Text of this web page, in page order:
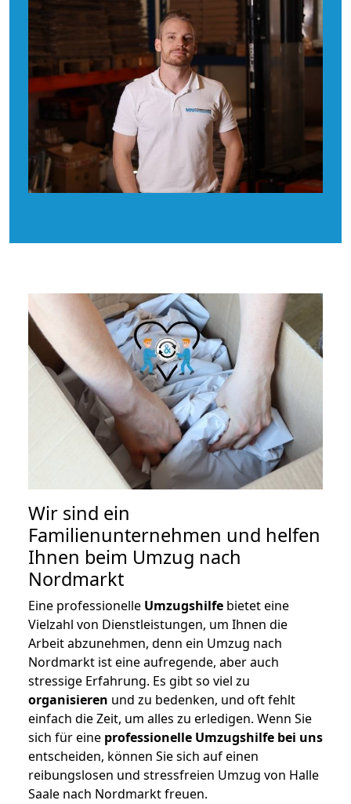
Wir sind ein
Familienunternehmen und helfen
Ihnen beim Umzug nach
Nordmarkt
Eine professionelle Umzugshilfe bietet eine
Vielzahl von Dienstleistungen, um Ihnen die
Arbeit abzunehmen, denn ein Umzug nach
Nordmarkt ist eine aufregende, aber auch
stressige Erfahrung. Es gibt so viel zu
organisieren und zu bedenken, und oft fehlt
einfach die Zeit, um alles zu erledigen. Wenn Sie
sich für eine professionelle Umzugshilfe bei uns
entscheiden, können Sie sich auf einen
reibungslosen und stressfreien Umzug von Halle
Saale nach Nordmarkt freuen.